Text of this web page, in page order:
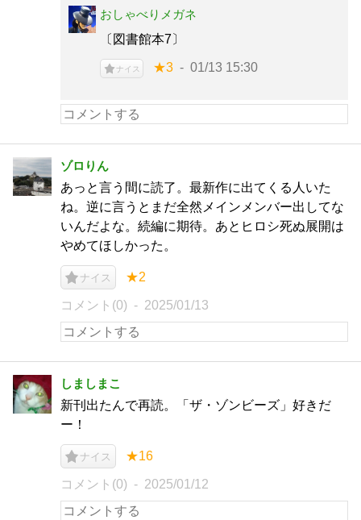
おしゃべりメガネ
〔図書館本7〕
ナイス ★3 01/13 15:30
ゾロりん
あっと言う間に読了。最新作に出てくる人いた
ね。逆に言うとまだ全然メインメンバー出してな
いんだよな。続編に期待。あとヒロシ死ぬ展開は
やめてほしかった。
ナイス ★2
コメント(0) 2025/01/13
しましまこ
新刊出たんで再読。「ザ・ゾンビーズ」好きだ
ー！
ナイス ★16
コメント(0) 2025/01/12